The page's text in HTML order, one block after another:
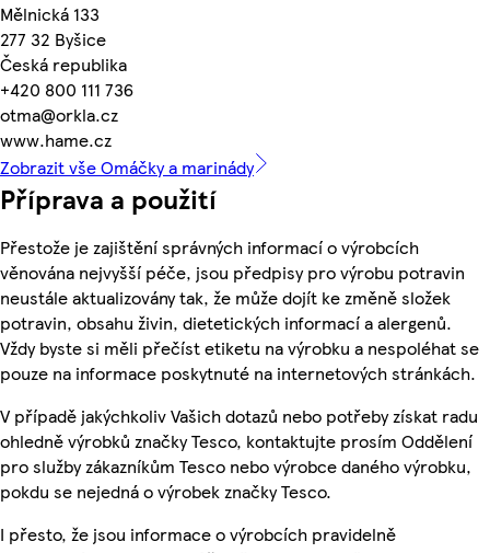
Mělnická 133
277 32 Byšice
Česká republika
+420 800 111 736
otma@orkla.cz
www.hame.cz
Zobrazit vše Omáčky a marinády
Příprava a použití
Přestože je zajištění správných informací o výrobcích
věnována nejvyšší péče, jsou předpisy pro výrobu potravin
neustále aktualizovány tak, že může dojít ke změně složek
potravin, obsahu živin, dietetických informací a alergenů.
Vždy byste si měli přečíst etiketu na výrobku a nespoléhat se
pouze na informace poskytnuté na internetových stránkách.
V případě jakýchkoliv Vašich dotazů nebo potřeby získat radu
ohledně výrobků značky Tesco, kontaktujte prosím Oddělení
pro služby zákazníkům Tesco nebo výrobce daného výrobku,
pokdu se nejedná o výrobek značky Tesco.
I přesto, že jsou informace o výrobcích pravidelně